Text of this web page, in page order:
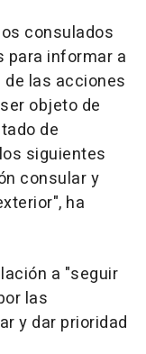
consulados
informar a
las acciones
objeto de
de
siguientes
consular y
ha
a "seguir
las
y dar prioridad